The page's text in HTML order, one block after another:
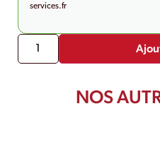
services.fr
NOS